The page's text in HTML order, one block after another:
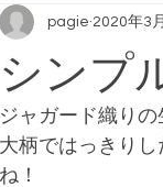
シンプ
pagie 2020年3
ジャガード織り
大柄ではっきり
ね！